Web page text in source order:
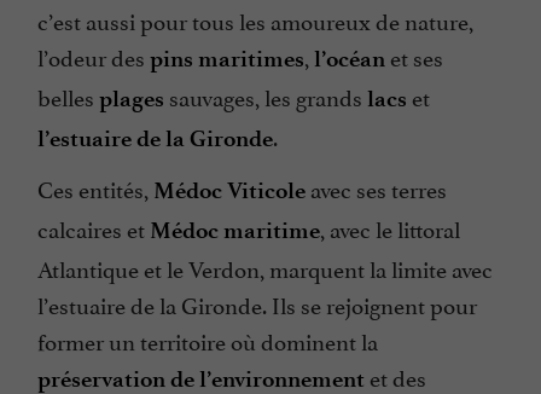
c’est aussi pour tous les amoureux de nature,
l’odeur des pins maritimes, l’océan et ses
belles plages sauvages, les grands lacs et
l’estuaire de la Gironde.
Ces entités, Médoc Viticole avec ses terres
calcaires et Médoc maritime, avec le littoral
Atlantique et le Verdon, marquent la limite avec
l’estuaire de la Gironde. Ils se rejoignent pour
former un territoire où dominent la
préservation de l’environnement et des